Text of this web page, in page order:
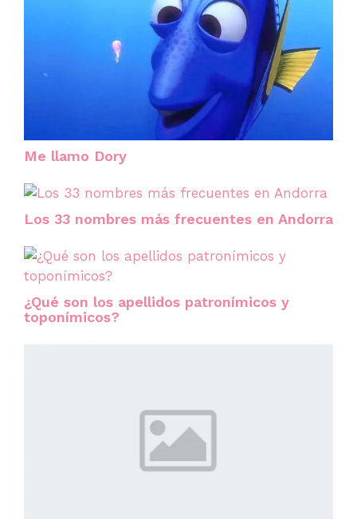
Me llamo Dory
Los 33 nombres más frecuentes en Andorra
¿Qué son los apellidos patronímicos y
toponímicos?